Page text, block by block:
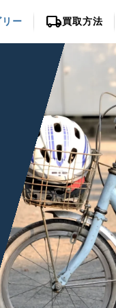
ー local_shipping買取方法